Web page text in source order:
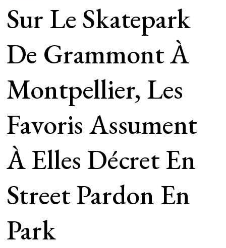
Sur Le Skatepark
De Grammont À
Montpellier, Les
Favoris Assument
À Elles Décret En
Street Pardon En
Park